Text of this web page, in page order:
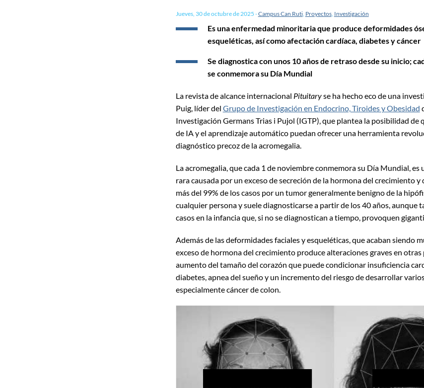
Jueves, 30 de octubre de 2025 -Campus Can Ruti, Proyectos, Investigación
Es una enfermedad minoritaria que produce deformidades
esqueléticas, así como afectación cardíaca, diabetes y cáncer
Se diagnostica con unos 10 años de retraso desde su inicio;
se conmemora su Día Mundial
La revista de alcance internacional Pituitaryse ha hecho eco de una
Puig, líder del Grupo de Investigación en Endocrino, Tiroides y Obesidad
Investigación Germans Trias i Pujol (IGTP), que plantea la posibilidad de
de IA y el aprendizaje automático puedan ofrecer una herramienta
diagnóstico precoz de la acromegalia.
La acromegalia, que cada 1 de noviembre conmemora su Día Mundial, es
rara causada por un exceso de secreción de la hormona del crecimiento y
más del 99% de los casos por un tumor generalmente benigno de la
cualquier persona y suele diagnosticarse a partir de los 40 años, aunque
casos en la infancia que, si no se diagnostican a tiempo, provoquen
Además de las deformidades faciales y esqueléticas, que acaban siendo
exceso de hormona del crecimiento produce alteraciones graves en
aumento del tamaño del corazón que puede condicionar insuficiencia
diabetes, apnea del sueño y un incremento del riesgo de desarrollar
especialmente cáncer de colon.